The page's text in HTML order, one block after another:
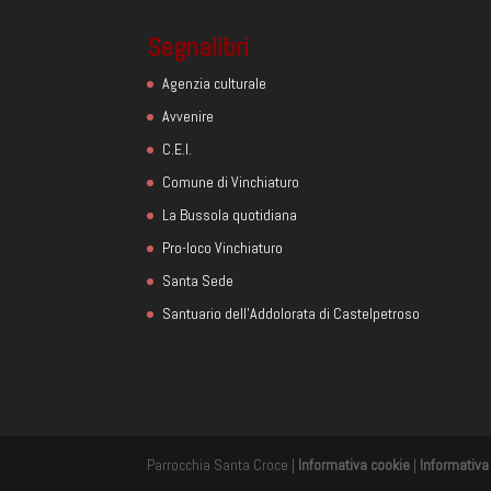
Segnalibri
Agenzia culturale
Avvenire
C.E.I.
Comune di Vinchiaturo
La Bussola quotidiana
Pro-loco Vinchiaturo
Santa Sede
Santuario dell'Addolorata di Castelpetroso
Parrocchia Santa Croce | Informativa cookie |